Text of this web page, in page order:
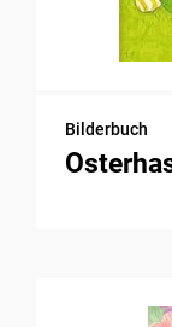
Bilderbuch